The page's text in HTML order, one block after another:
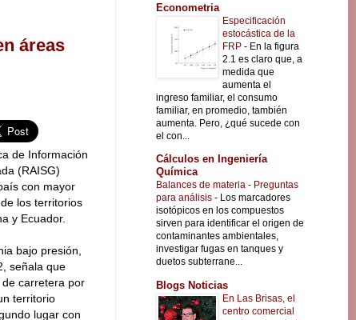
áreas
de Información
(RAISG)
con mayor
los territorios
y Ecuador.
bajo presión,
señala que
carretera por
territorio
lugar con
Econometria
Especificación
estocástica de la
FRP - En la figura
2.1 es claro que, a
medida que
aumenta el
ingreso familiar, el consumo
familiar, en promedio, también
aumenta. Pero, ¿qué sucede con
el con...
Cálculos en Ingeniería
Química
Balances de materia - Preguntas
para análisis - Los marcadores
isotópicos en los compuestos
sirven para identificar el origen de
contaminantes ambientales,
investigar fugas en tanques y
duetos subterrane...
Blogs Noticias
En Las Brisas, el
centro comercial